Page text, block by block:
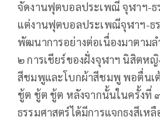
จัดงานฟุตบอลประเพณี จุฬาฯ-ธ
แต่งานฟุตบอลประเพณีจุฬาฯ-ธ
พัฒนาการอย่างต่อเนื่องมาตาม
๒ การเชียร์ของฝั่งจุฬาฯ นิสิตหญิ
สีชมพูและโบกผ้าสีชมพู พอตื่นเ
ชู้ต ชู้ต ชู้ต หลังจากนั้นในครั้งที่
ธรรมศาสตร์ได้มีการแจกธงสีเห